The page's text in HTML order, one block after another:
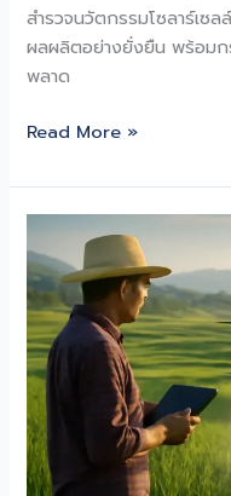
สำรวจนวัตกรรมโซลาร์เซ
ผลผลิตอย่างยั่งยืน พร้อมก
พลาด
โซ
เซลล์
พลิก
โฉม
เกษตรกรรม
ไทย:
ลด
ต้นทุน
เพิ่ม
ผลผลิต
ยั่งยืน
Read More »